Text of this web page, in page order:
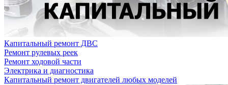
Капитальный ремонт ДВС
Ремонт рулевых реек
Ремонт ходовой части
Электрика и диагностика
Капитальный ремонт двигателей любых моделей